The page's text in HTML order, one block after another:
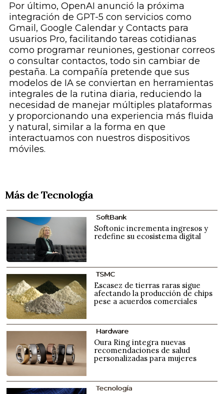
Por último, OpenAI anunció la próxima
integración de GPT-5 con servicios como
Gmail, Google Calendar y Contacts para
usuarios Pro, facilitando tareas cotidianas
como programar reuniones, gestionar correos
o consultar contactos, todo sin cambiar de
pestaña. La compañía pretende que sus
modelos de IA se conviertan en herramientas
integrales de la rutina diaria, reduciendo la
necesidad de manejar múltiples plataformas
y proporcionando una experiencia más fluida
y natural, similar a la forma en que
interactuamos con nuestros dispositivos
móviles.
Más de Tecnología
SoftBank
Softonic incrementa ingresos y
redefine su ecosistema digital
TSMC
Escasez de tierras raras sigue
afectando la producción de chips
pese a acuerdos comerciales
Hardware
Oura Ring integra nuevas
recomendaciones de salud
personalizadas para mujeres
Tecnología